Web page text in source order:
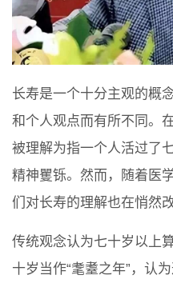
长寿是一个十分主观的概
和个人观点而有所不同。
被理解为指一个人活过了
精神矍铄。然而，随着医
们对长寿的理解也在悄然改
传统观念认为七十岁以上
十岁当作“耄耋之年”，认